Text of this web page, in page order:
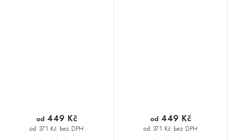
od 371 Kč bez DPH
od 449 Kč
od 371 Kč bez DPH
od 449 Kč